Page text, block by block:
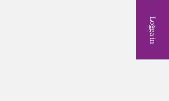
Logga in